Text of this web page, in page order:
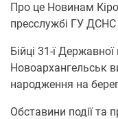
Про це Новинам
пресслужбі ГУ ДСНС
Бійці 31-ї
Новоархангельськ
народження на
Обставини події та